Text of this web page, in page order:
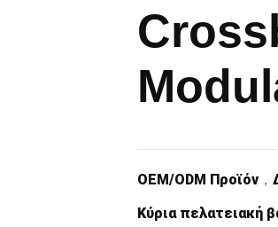
OEM/ODM Προϊόν ，
Κύρια πελατειακή